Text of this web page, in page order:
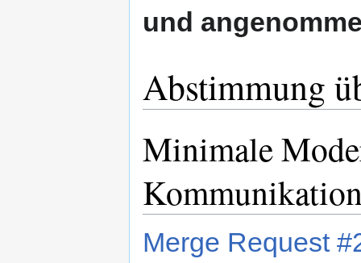
und
Abstimmung
Minimale
Merge Request